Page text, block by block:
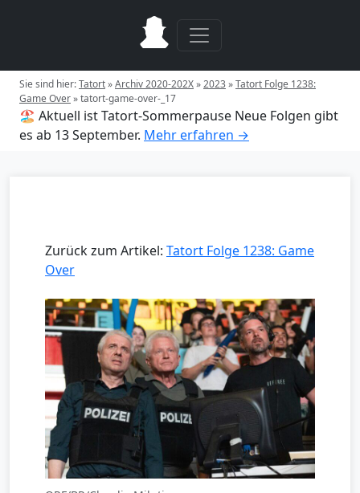
Sie sind hier:Tatort»Archiv 2020-202X»2023»Tatort Folge 1238:
Game Over»tatort-game-over-_17
🏖️ Aktuell ist Tatort-Sommerpause Neue Folgen gibt
es ab 13 September. Mehr erfahren →
Zurück zum Artikel: Tatort Folge 1238: Game
Over